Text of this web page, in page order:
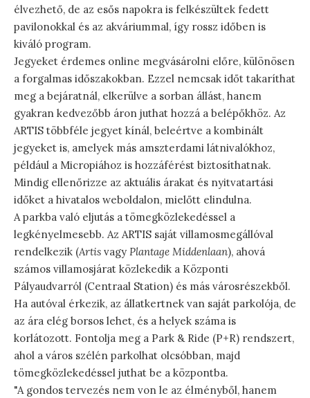
élvezhető, de az esős napokra is felkészültek fedett
pavilonokkal és az akváriummal, így rossz időben is
kiváló program.
Jegyeket érdemes online megvásárolni előre, különösen
a forgalmas időszakokban. Ezzel nemcsak időt takaríthat
meg a bejáratnál, elkerülve a sorban állást, hanem
gyakran kedvezőbb áron juthat hozzá a belépőkhöz. Az
ARTIS többféle jegyet kínál, beleértve a kombinált
jegyeket is, amelyek más amszterdami látnivalókhoz,
például a Micropiához is hozzáférést biztosíthatnak.
Mindig ellenőrizze az aktuális árakat és nyitvatartási
időket a hivatalos weboldalon, mielőtt elindulna.
A parkba való eljutás a tömegközlekedéssel a
legkényelmesebb. Az ARTIS saját villamosmegállóval
rendelkezik (Artis vagy Plantage Middenlaan), ahová
számos villamosjárat közlekedik a Központi
Pályaudvarról (Centraal Station) és más városrészekből.
Ha autóval érkezik, az állatkertnek van saját parkolója, de
az ára elég borsos lehet, és a helyek száma is
korlátozott. Fontolja meg a Park & Ride (P+R) rendszert,
ahol a város szélén parkolhat olcsóbban, majd
tömegközlekedéssel juthat be a központba.
"A gondos tervezés nem von le az élményből, hanem